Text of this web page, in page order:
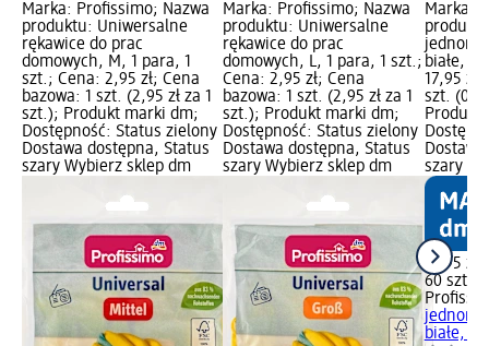
Marka: Profissimo; Nazwa
produktu: Uniwersalne
rękawice do prac
domowych, M, 1 para, 1
szt.; Cena: 2,95 zł; Cena
bazowa: 1 szt. (2,95 zł za 1
szt.); Produkt marki dm;
Dostępność: Status zielony
Dostawa dostępna, Status
szary Wybierz sklep dm
Marka: Profissimo; Nazwa
produktu: Uniwersalne
rękawice do prac
domowych, L, 1 para, 1 szt.;
Cena: 2,95 zł; Cena
bazowa: 1 szt. (2,95 zł za 1
szt.); Produkt marki dm;
Dostępność: Status zielony
Dostawa dostępna, Status
szary Wybierz sklep dm
Marka:
białe,
17,95
szt.
Produkt
szary
17,95 zł
60 szt.
białe,